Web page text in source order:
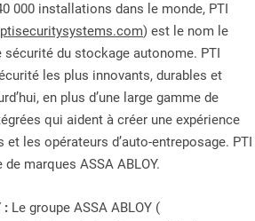
000 installations dans le monde, PTI
) est le nom le
sécurité du stockage autonome. PTI
les plus innovants, durables et
en plus d’une large gamme de
qui aident à créer une expérience
les opérateurs d’auto-entreposage. PTI
marques ASSA ABLOY.
: Le groupe ASSA ABLOY (